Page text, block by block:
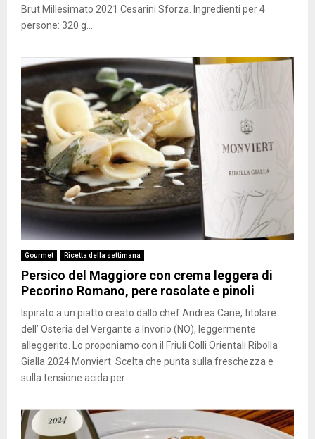
Brut Millesimato 2021 Cesarini Sforza. Ingredienti per 4
persone: 320 g...
Gourmet Ricetta della settimana
Persico del Maggiore con crema leggera di
Pecorino Romano, pere rosolate e pinoli
Ispirato a un piatto creato dallo chef Andrea Cane, titolare
dell’ Osteria del Vergante a Invorio (NO), leggermente
alleggerito. Lo proponiamo con il Friuli Colli Orientali Ribolla
Gialla 2024 Monviert. Scelta che punta sulla freschezza e
sulla tensione acida per...